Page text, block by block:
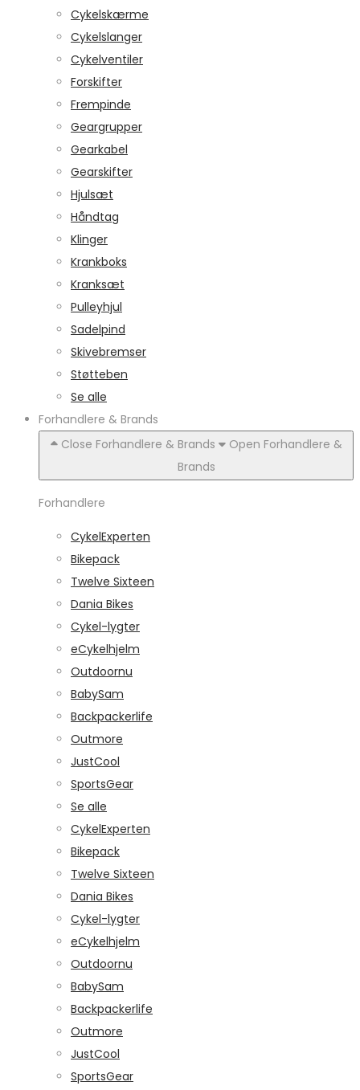
Cykelskærme
Cykelslanger
Cykelventiler
Forskifter
Frempinde
Geargrupper
Gearkabel
Gearskifter
Hjulsæt
Håndtag
Klinger
Krankboks
Kranksæt
Pulleyhjul
Sadelpind
Skivebremser
Støtteben
Se alle
Forhandlere & Brands
Close Forhandlere & Brands
Open Forhandlere &
Brands
Forhandlere
CykelExperten
Bikepack
Twelve Sixteen
Dania Bikes
Cykel-lygter
eCykelhjelm
Outdoornu
BabySam
Backpackerlife
Outmore
JustCool
SportsGear
Se alle
CykelExperten
Bikepack
Twelve Sixteen
Dania Bikes
Cykel-lygter
eCykelhjelm
Outdoornu
BabySam
Backpackerlife
Outmore
JustCool
SportsGear